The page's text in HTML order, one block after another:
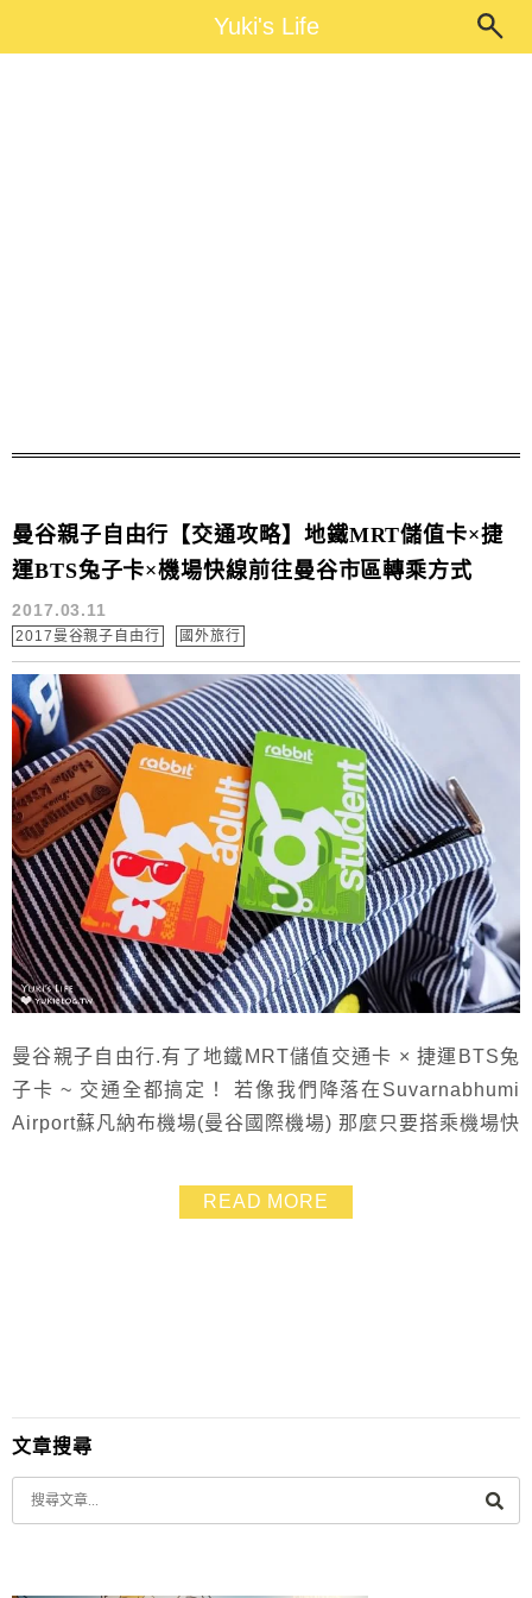
Yuki's LifeYuki's Life
曼谷親子自由行【交通攻略】地鐵MRT儲值卡×捷
運BTS兔子卡×機場快線前往曼谷市區轉乘方式
2017.03.11
2017曼谷親子自由行 國外旅行
曼谷親子自由行.有了地鐵MRT儲值交通卡 × 捷運BTS兔
子卡 ~ 交通全都搞定！ 若像我們降落在Suvarnabhumi
Airport蘇凡納布機場(曼谷國際機場) 那麼只要搭乘機場快
家都說在曼谷搭計程車非常便宜.但我們只搭了一次就怕
到.路上實在太容易塞車.反而花了不少時間 所以這回全都
READ MORE
文章搜尋